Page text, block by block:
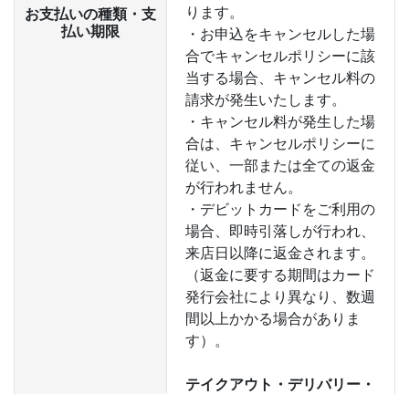
お支払いの種類・支
払い期限
ります。
・お申込をキャンセルした場
合でキャンセルポリシーに該
当する場合、キャンセル料の
請求が発生いたします。
・キャンセル料が発生した場
合は、キャンセルポリシーに
従い、一部または全ての返金
が行われません。
・デビットカードをご利用の
場合、即時引落しが行われ、
来店日以降に返金されます。
（返金に要する期間はカード
発行会社により異なり、数週
間以上かかる場合がありま
す）。
テイクアウト・デリバリー・